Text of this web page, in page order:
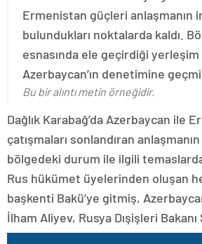
Ermenistan güçleri anlaşmanın
bulundukları noktalarda kaldı.
esnasında ele geçirdiği
Azerbaycan’ın denetimine
Bu bir alıntı metin örneğidir.
Dağlık Karabağ’da Azerbaycan ile
çatışmaları sonlandıran
bölgedeki durum ile ilgili
Rus hükümet üyelerinden oluşan
başkenti Bakü’ye gitmiş,
İlham Aliyev, Rusya Dışişleri